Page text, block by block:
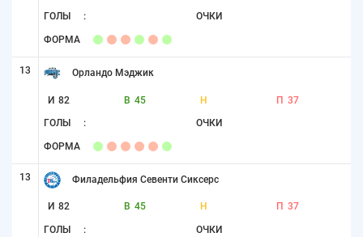
ГОЛЫ : ОЧКИ
ФОРМА
13 Орландо Мэджик
И 82 В 45 Н П 37
ГОЛЫ : ОЧКИ
ФОРМА
13 Филадельфия Севенти Сиксерс
И 82 В 45 Н П 37
ГОЛЫ : ОЧКИ